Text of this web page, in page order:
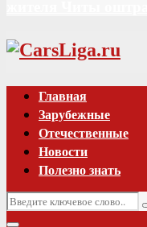
Vk
Главная
Зарубежные
Отечественные
Новости
Полезно знать
Искать: